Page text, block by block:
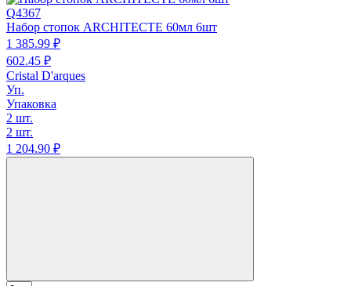
Q4367
Набор стопок ARCHITECTE 60мл 6шт
1 385.99 ₽
602.45 ₽
Cristal D'arques
Уп.
Упаковка
2 шт.
2 шт.
1 204.90 ₽